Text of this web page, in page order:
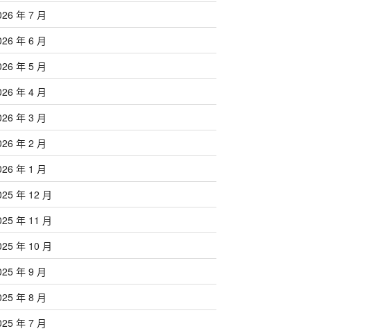
年 7 月
年 6 月
年 5 月
年 4 月
年 3 月
年 2 月
年 1 月
年 12 月
年 11 月
年 10 月
年 9 月
年 8 月
年 7 月